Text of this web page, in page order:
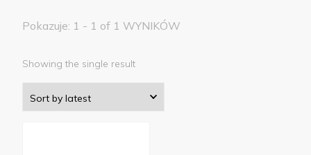
Pokazuje: 1 - 1 of 1 WYNIKÓW
Showing the single result